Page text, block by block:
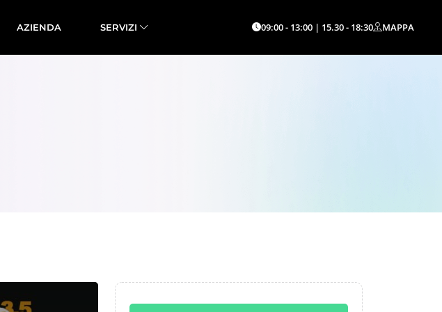
AZIENDA SERVIZI 09:00 - 13:00 | 15.30 - 18:30 MAPPA